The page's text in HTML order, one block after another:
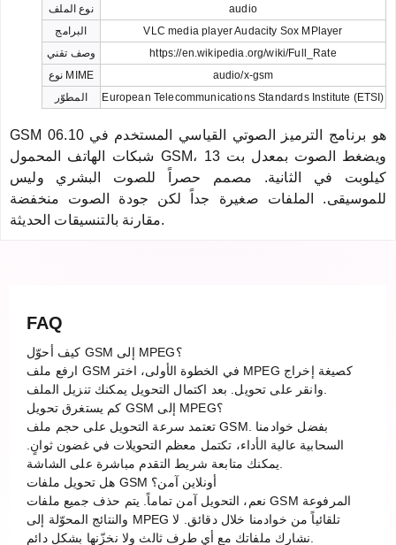
نوع الملف
audio
البرامج
VLC media player Audacity Sox MPlayer
وصف تقني
https://en.wikipedia.org/wiki/Full_Rate
نوع MIME
audio/x-gsm
المطوّر
European Telecommunications Standards Institute (ETSI)
GSM 06.10 هو برنامج الترميز الصوتي القياسي المستخدم في
شبكات الهاتف المحمول GSM، ويضغط الصوت بمعدل بت 13
كيلوبت في الثانية. مصمم حصراً للصوت البشري وليس
للموسيقى. الملفات صغيرة جداً لكن جودة الصوت منخفضة
مقارنة بالتنسيقات الحديثة.
FAQ
كيف أحوّل GSM إلى MPEG؟
ارفع ملف GSM في الخطوة الأولى، اختر MPEG كصيغة إخراج
كم يستغرق تحويل GSM إلى MPEG؟
تعتمد سرعة التحويل على حجم ملف GSM. بفضل خوادمنا
السحابية عالية الأداء، تكتمل معظم التحويلات في غضون ثوانٍ.
هل تحويل ملفات GSM أونلاين آمن؟
نعم، التحويل آمن تماماً. يتم حذف جميع ملفات GSM المرفوعة
والنتائج المحوّلة إلى MPEG تلقائياً من خوادمنا خلال دقائق. لا